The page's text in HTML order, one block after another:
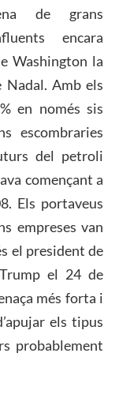
de grans
encara
Washington la
Nadal. Amb els
en només sis
escombraries
del petroli
començant a
Els portaveus
empreses van
el president de
el 24 de
més forta i
els tipus
probablement